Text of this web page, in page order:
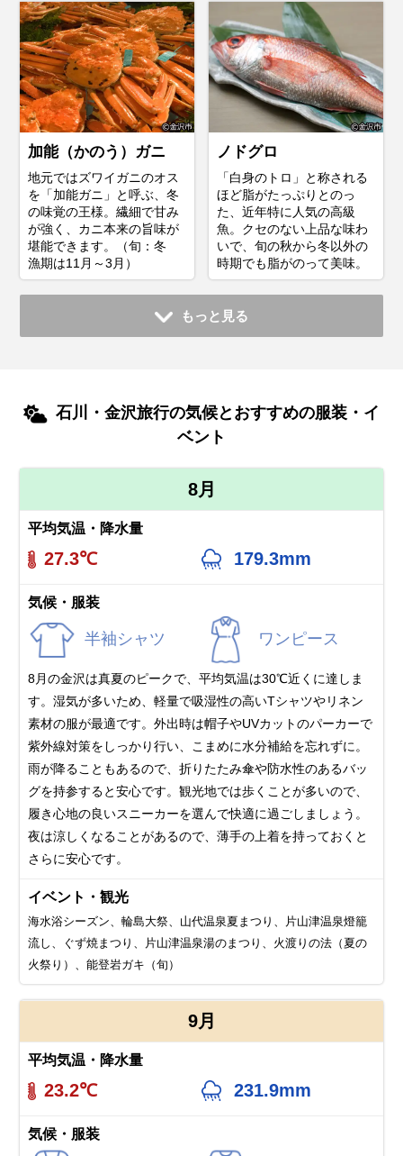
加能（かのう）ガニ
地元ではズワイガニのオス
を「加能ガニ」と呼ぶ、冬
の味覚の王様。繊細で甘み
が強く、カニ本来の旨味が
堪能できます。（旬：冬
漁期は11月～3月）
ノドグロ
「白身のトロ」と称される
ほど脂がたっぷりとのっ
た、近年特に人気の高級
魚。クセのない上品な味わ
いで、旬の秋から冬以外の
時期でも脂がのって美味。
もっと見る
石川・金沢旅行の気候とおすすめの服装・イ
ベント
8月
平均気温・降水量
27.3℃ 179.3mm
気候・服装
半袖シャツ ワンピース
8月の金沢は真夏のピークで、平均気温は30℃近くに達しま
す。湿気が多いため、軽量で吸湿性の高いTシャツやリネン
素材の服が最適です。外出時は帽子やUVカットのパーカーで
紫外線対策をしっかり行い、こまめに水分補給を忘れずに。
雨が降ることもあるので、折りたたみ傘や防水性のあるバッ
グを持参すると安心です。観光地では歩くことが多いので、
履き心地の良いスニーカーを選んで快適に過ごしましょう。
夜は涼しくなることがあるので、薄手の上着を持っておくと
さらに安心です。
イベント・観光
海水浴シーズン、輪島大祭、山代温泉夏まつり、片山津温泉燈籠
流し、ぐず焼まつり、片山津温泉湯のまつり、火渡りの法（夏の
火祭り）、能登岩ガキ（旬）
9月
平均気温・降水量
23.2℃ 231.9mm
気候・服装